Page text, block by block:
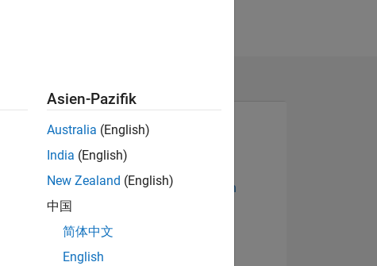
Abzeichen anzeigen
Asien-Pazifik
Australia (English)
India (English)
New Zealand (English)
中国
简体中文
English